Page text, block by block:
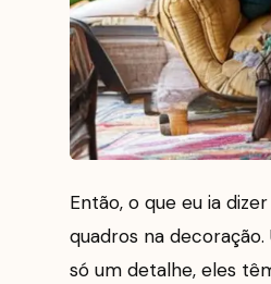
Então, o que eu ia
quadros na
só um detalhe, eles